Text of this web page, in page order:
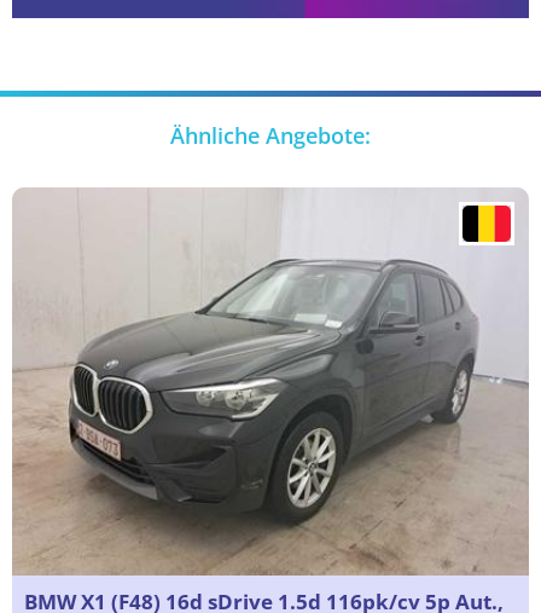
Ähnliche Angebote:
BMW X1 (F48) 16d sDrive 1.5d 116pk/cv 5p Aut.,